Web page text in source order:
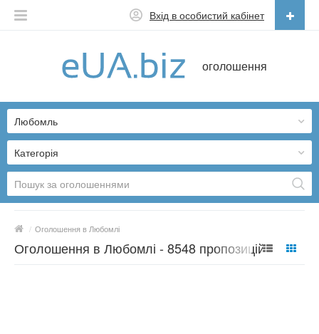
оголошення
Вхід в особистий кабінет
Українська
Категорія
Любомль
/ Оголошення в Любомлі
Оголошення в Любомлі - 8548 пропозицій